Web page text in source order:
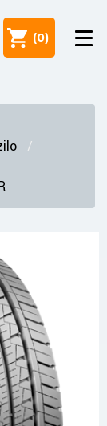
(0)